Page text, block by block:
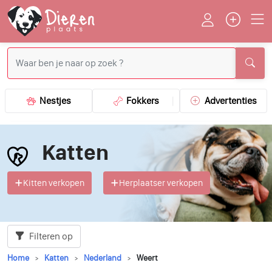
Nestjes Fokkers Advertenties
Katten
Kitten verkopen Herplaatser verkopen
Filteren op
Home Katten Nederland Weert